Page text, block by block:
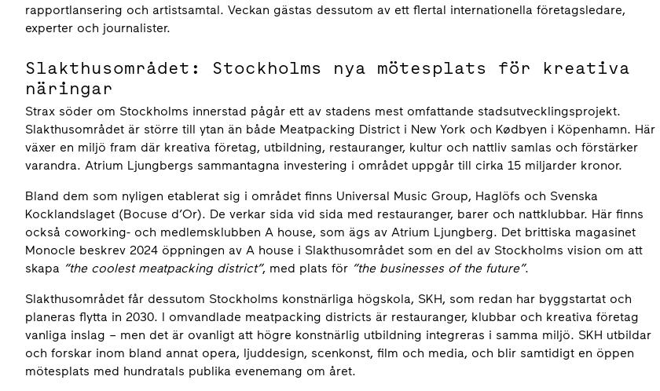
rapportlansering och artistsamtal. Veckan gästas dessutom av ett flertal internationella företagsledare,
experter och journalister.
Slakthusområdet: Stockholms nya mötesplats för kreativa
näringar
Strax söder om Stockholms innerstad pågår ett av stadens mest omfattande stadsutvecklingsprojekt.
Slakthusområdet är större till ytan än både Meatpacking District i New York och Kødbyen i Köpenhamn. Här
växer en miljö fram där kreativa företag, utbildning, restauranger, kultur och nattliv samlas och förstärker
varandra. Atrium Ljungbergs sammantagna investering i området uppgår till cirka 15 miljarder kronor.
Bland dem som nyligen etablerat sig i området finns Universal Music Group, Haglöfs och Svenska
Kocklandslaget (Bocuse d’Or). De verkar sida vid sida med restauranger, barer och nattklubbar. Här finns
också coworking- och medlemsklubben A house, som ägs av Atrium Ljungberg. Det brittiska magasinet
Monocle beskrev 2024 öppningen av A house i Slakthusområdet som en del av Stockholms vision om att
skapa “the coolest meatpacking district”, med plats för “the businesses of the future”.
Slakthusområdet får dessutom Stockholms konstnärliga högskola, SKH, som redan har byggstartat och
planeras flytta in 2030. I omvandlade meatpacking districts är restauranger, klubbar och kreativa företag
vanliga inslag – men det är ovanligt att högre konstnärlig utbildning integreras i samma miljö. SKH utbildar
och forskar inom bland annat opera, ljuddesign, scenkonst, film och media, och blir samtidigt en öppen
mötesplats med hundratals publika evenemang om året.